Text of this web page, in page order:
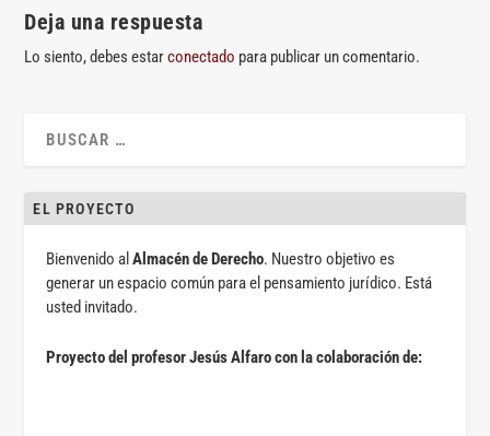
Deja una respuesta
Lo siento, debes estarconectado para publicar un comentario.
EL PROYECTO
Bienvenido alAlmacén de Derecho. Nuestro objetivo es
generar un espacio común para el pensamiento jurídico. Está
usted invitado.
Proyecto del profesor Jesús Alfaro con la colaboración de: